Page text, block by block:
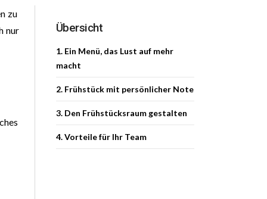
zu
nur
Übersicht
1. Ein Menü, das Lust auf mehr
macht
2. Frühstück mit persönlicher Note
3. Den Frühstücksraum gestalten
4. Vorteile für Ihr Team